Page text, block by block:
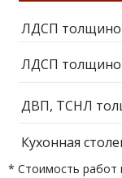
Кухонная
* Стоимость работ
ДВП, ТСНЛ
ЛДСП
ЛДСП